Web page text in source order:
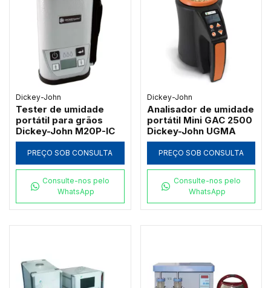
Dickey-John
Tester de umidade
portátil para grãos
Dickey-John M20P-IC
PREÇO SOB CONSULTA
Consulte-nos pelo
WhatsApp
Dickey-John
Analisador de umidade
portátil Mini GAC 2500
Dickey-John UGMA
PREÇO SOB CONSULTA
Consulte-nos pelo
WhatsApp